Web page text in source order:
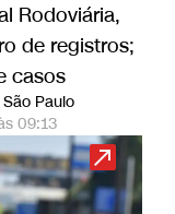
Rodoviária,
de registros;
casos
Paulo
09:13